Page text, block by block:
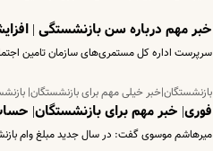
خبر مهم درباره سن بازنشستگی |
سرپرست اداره کل مستمری‌های سازمان تامین
بازنشستگان|خبر خیلی مهم برای بازنشستگان|
فوری| خبر مهم برای بازنشستگان|
میرهاشم موسوی گفت: در سال جدید مبلغ وام بازنشستگان از ۷ میلیون به ۱۰ میلیون تومان